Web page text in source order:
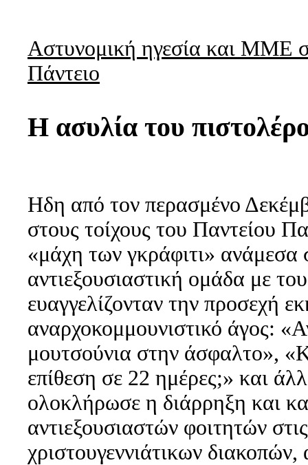
Αστυνομική ηγεσία και ΜΜΕ
Πάντειο
Η ασυλία του
Ηδη από τον περασμένο
στους τοίχους του Παντείου
«μάχη των γκράφιτι» ανάμεσα
αντιεξουσιαστική ομάδα με
ευαγγελίζονταν την προσεχή
αναρχοκομμουνιστικό άγος:
μουτσούνια στην άσφαλτο»,
επίθεση σε 22 ημέρες;» και
ολοκλήρωσε η διάρρηξη και
αντιεξουσιαστών φοιτητών
χριστουγεννιάτικων